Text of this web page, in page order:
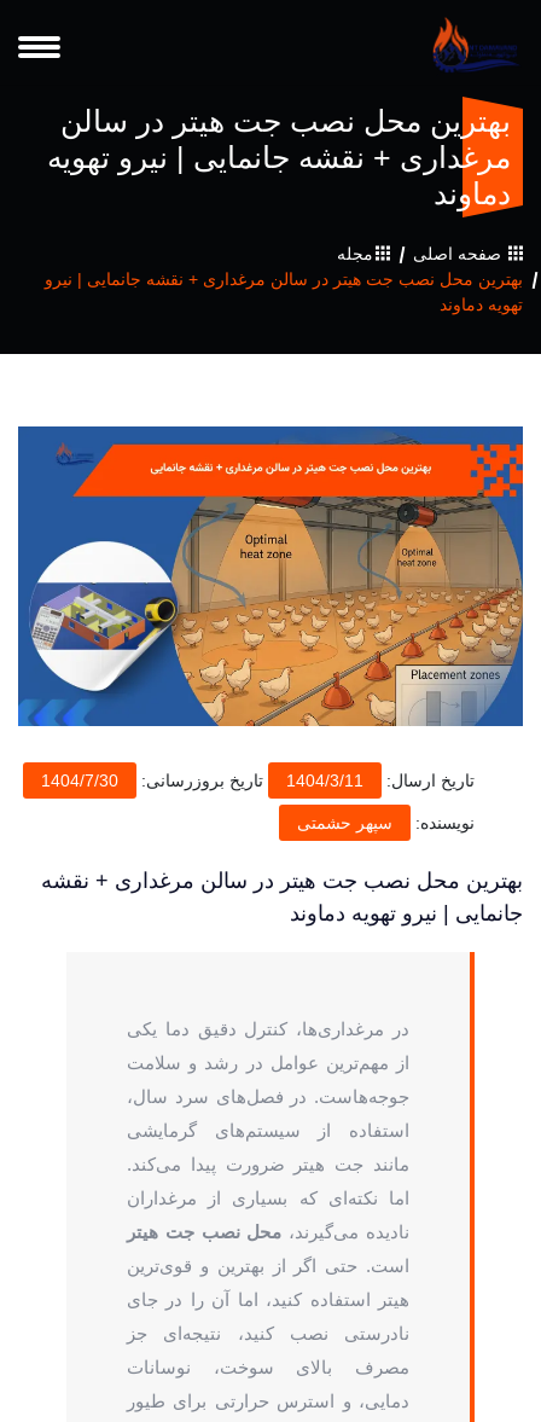
بهترین محل نصب جت هیتر در سالن
مرغداری + نقشه جانمایی | نیرو تهویه
دماوند
صفحه اصلی
مجله
بهترین محل نصب جت هیتر در سالن مرغداری + نقشه جانمایی | نیرو
تهویه دماوند
تاریخ ارسال: 1404/3/11 تاریخ بروزرسانی: 1404/7/30
نویسنده: سپهر حشمتی
بهترین محل نصب جت هیتر در سالن مرغداری + نقشه
جانمایی | نیرو تهویه دماوند
در مرغداری‌ها، کنترل دقیق دما یکی
از مهم‌ترین عوامل در رشد و سلامت
جوجه‌هاست. در فصل‌های سرد سال،
استفاده از سیستم‌های گرمایشی
مانند جت هیتر ضرورت پیدا می‌کند.
اما نکته‌ای که بسیاری از مرغداران
نادیده می‌گیرند، محل نصب جت هیتر
است. حتی اگر از بهترین و قوی‌ترین
هیتر استفاده کنید، اما آن را در جای
نادرستی نصب کنید، نتیجه‌ای جز
مصرف بالای سوخت، نوسانات
دمایی، و استرس حرارتی برای طیور